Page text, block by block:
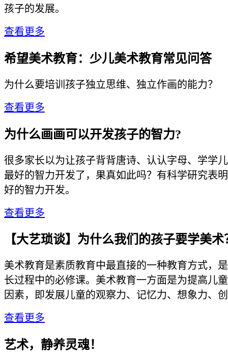
孩子的发展。
查看更多
希望美术教育：少儿美术教育常见问答
为什么要培训孩子独立思维、独立作画的能力？
查看更多
为什么画画可以开发孩子的智力?
很多家长以为让孩子背背唐诗、认认字母、学学
最好的智力开发了，果真如此吗？有科学研究表
好的智力开发。
查看更多
【大艺琐谈】为什么我们的孩子要学美术
美术教育是素质教育中最直接的一种教育方式，
长过程中的必修课。美术教育一方面是为提高儿
因素，即发展儿童的观察力、记忆力、想象力、
查看更多
艺术，静养灵魂！